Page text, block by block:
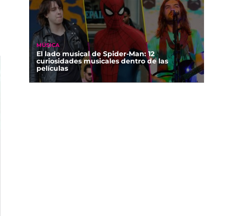
MÚSICA
El lado musical de Spider-Man: 12
curiosidades musicales dentro de las
películas